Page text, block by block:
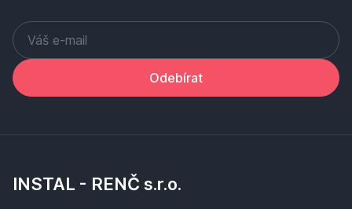
Odebírat
INSTAL - RENČ s.r.o.